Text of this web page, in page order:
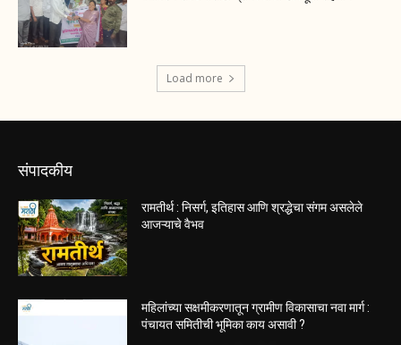
Load more
संपादकीय
रामतीर्थ : निसर्ग, इतिहास आणि श्रद्धेचा संगम असलेले
आजऱ्याचे वैभव
महिलांच्या सक्षमीकरणातून ग्रामीण विकासाचा नवा मार्ग :
पंचायत समितीची भूमिका काय असावी ?